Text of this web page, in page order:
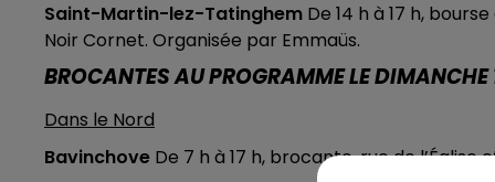
Saint-Martin-lez-Tatinghem De 14 h à 17 h,
Noir Cornet. Organisée par Emmaüs.
BROCANTES AU PROGRAMME LE DIMANCHE
Dans le Nord
Bavinchove De 7 h à 17 h, brocante, rue de